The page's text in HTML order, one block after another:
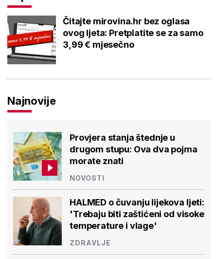
Čitajte mirovina.hr bez oglasa
ovog ljeta: Pretplatite se za samo
3,99 € mjesečno
Najnovije
Provjera stanja štednje u
drugom stupu: Ova dva pojma
morate znati
NOVOSTI
HALMED o čuvanju lijekova ljeti:
'Trebaju biti zaštićeni od visoke
temperature i vlage'
ZDRAVLJE